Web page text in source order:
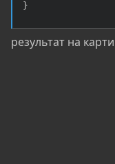
}
результат на